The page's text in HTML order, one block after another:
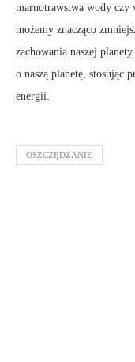
marnotrawstwa wody czy
możemy znacząco
zachowania naszej
o naszą planetę, stosując
energii.
OSZCZĘDZANIE